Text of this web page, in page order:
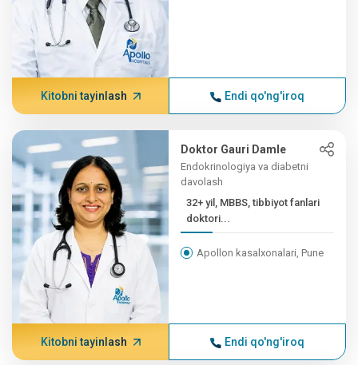
Kitobni tayinlash Endi qo'ng'iroq
Doktor Gauri Damle
Endokrinologiya va diabetni
davolash
32+ yil, MBBS, tibbiyot fanlari
doktori...
Apollon kasalxonalari, Pune
Kitobni tayinlash Endi qo'ng'iroq